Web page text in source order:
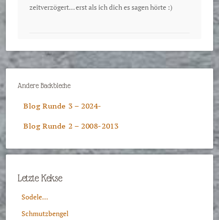
zeitverzögert… erst als ich dich es sagen hörte :)
Andere Backbleche
Blog Runde 3 – 2024-
Blog Runde 2 – 2008-2013
Letzte Kekse
Sodele…
Schmutzbengel